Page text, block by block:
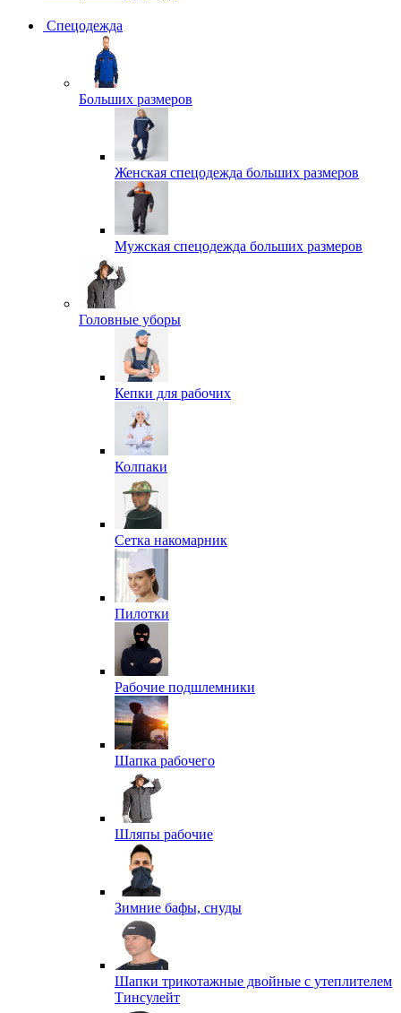
Спецодежда
Больших размеров
Женская спецодежда больших размеров
Мужская спецодежда больших размеров
Головные уборы
Кепки для рабочих
Колпаки
Сетка накомарник
Пилотки
Рабочие подшлемники
Шапка рабочего
Шляпы рабочие
Зимние бафы, снуды
Шапки трикотажные двойные с утеплителем
Тинсулейт